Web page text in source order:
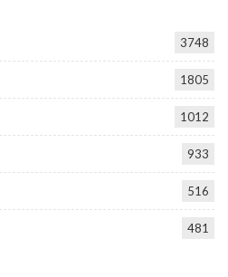
3748
1805
1012
933
516
481